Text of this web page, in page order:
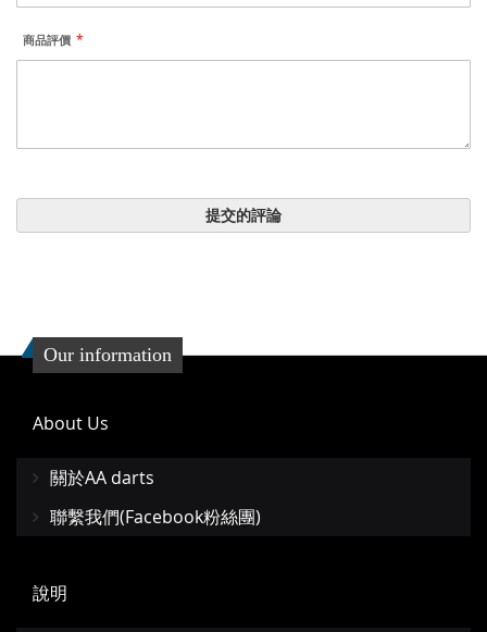
商品評價
提交的評論
Our information
About Us
關於AA darts
聯繫我們(Facebook粉絲團)
說明